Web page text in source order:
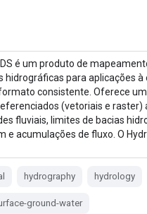
é um produto de
hidrográficas para aplicações à
consistente. Oferece
(vetoriais e raster)
fluviais, limites de bacias
e acumulações de fluxo. O
hydrography hydrology
ground-water